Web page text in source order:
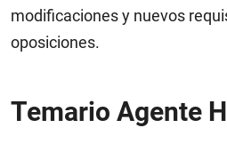
modificaciones y nuevos
oposiciones.
Temario Agente